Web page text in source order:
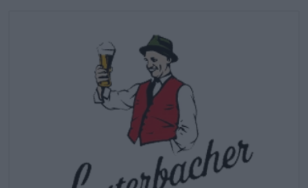
avevano anche la reputazione di essere grandi lavoratori, con i
piedi per terra e vicini alla natura: tutto ciò che dovrebbe
essere una buona birra. Il Lauterbacher Landmann è stato
nominato custode della qualità e del gusto e la sua memoria
assicura ancora oggi che le birre Lauterbacher siano bavaresi,
naturali e con i piedi per terra.